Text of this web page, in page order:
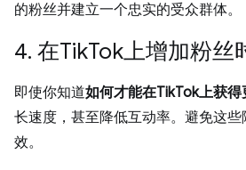
的粉丝并建立一个忠实的受众群体。
4. 在TikTok上增加粉
即使你知道如何才能在TikTok上获得
长速度，甚至降低互动率。避免这
效。